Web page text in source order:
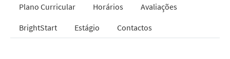
Plano Curricular Horários Avaliações
BrightStart Estágio Contactos